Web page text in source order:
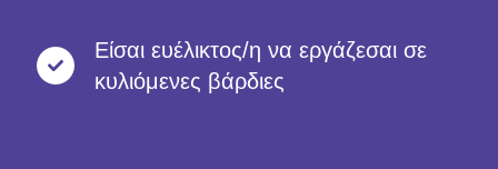
Είσαι ευέλικτος/η να εργάζεσαι σε
κυλιόμενες βάρδιες